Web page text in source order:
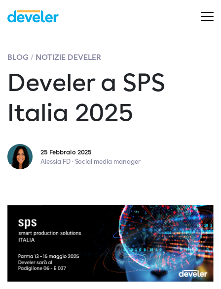
BLOG NOTIZIE DEVELER
Develer a SPS
Italia 2025
25 Febbraio 2025
Alessia FD · Social media manager